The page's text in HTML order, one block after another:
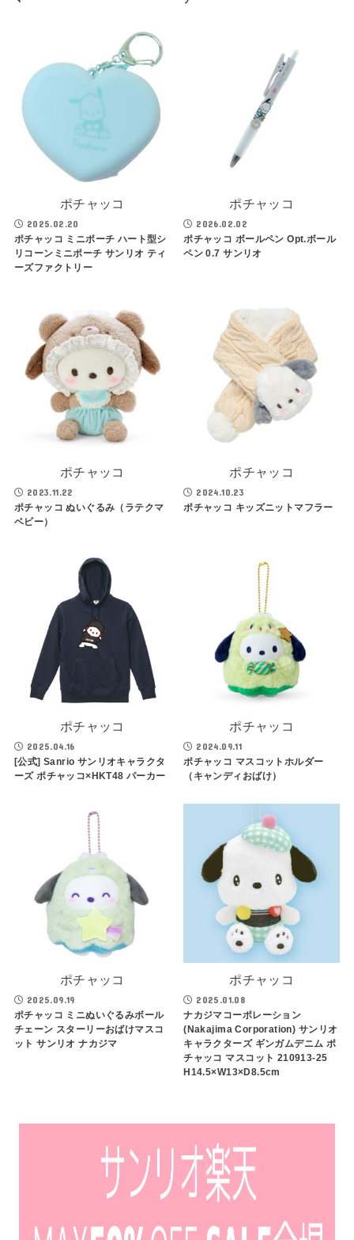
ポチャッコ
2025.02.20
ポチャッコ ミニポーチ ハート型シ
リコーンミニポーチ サンリオ ティ
ーズファクトリー
ポチャッコ
2026.02.02
ポチャッコ ボールペン Opt.ボール
ペン 0.7 サンリオ
ポチャッコ
2023.11.22
ポチャッコ ぬいぐるみ（ラテクマ
ベビー）
ポチャッコ
2024.10.23
ポチャッコ キッズニットマフラー
ポチャッコ
2025.04.16
[公式] Sanrio サンリオキャラクタ
ーズ ポチャッコ×HKT48 パーカー
ポチャッコ
2024.09.11
ポチャッコ マスコットホルダー
（キャンディおばけ）
ポチャッコ
2025.09.19
ポチャッコ ミニぬいぐるみボール
チェーン スターリーおばけマスコ
ット サンリオ ナカジマ
ポチャッコ
2025.01.08
ナカジマコーポレーション
(Nakajima Corporation) サンリオ
キャラクターズ ギンガムデニム ポ
チャッコ マスコット 210913-25
H14.5×W13×D8.5cm